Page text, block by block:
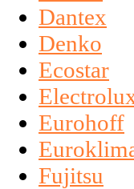
Dantex
Denko
Ecostar
Eurohoff
Fujitsu